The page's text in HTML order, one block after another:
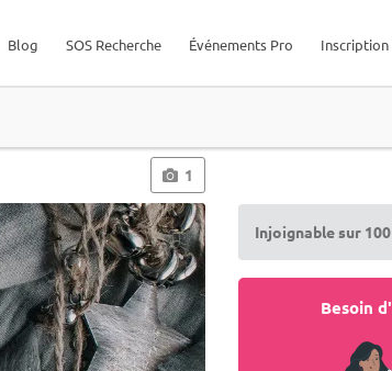
Inscription
Événements Pro
SOS Recherche
Blog
1
Injoignable sur
Besoin